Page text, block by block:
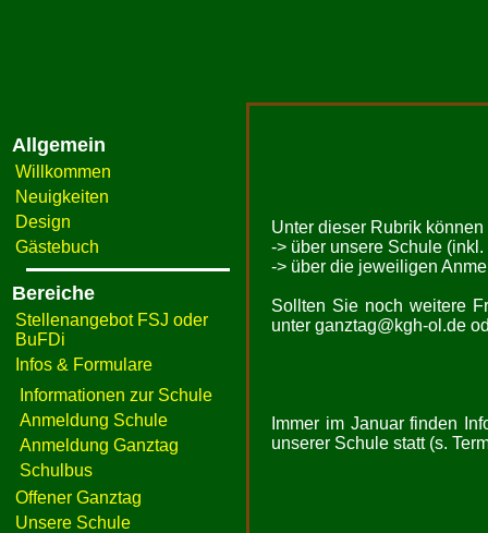
Allgemein
Willkommen
Neuigkeiten
Design
Gästebuch
Bereiche
Stellenangebot FSJ oder
BuFDi
Infos & Formulare
Informationen zur Schule
Anmeldung Schule
Anmeldung Ganztag
Schulbus
Offener Ganztag
Unsere Schule
Unter dieser Rubrik
-> über unsere Schule
-> über die jeweiligen
Sollten Sie noch weitere
unter ganztag@kgh-ol.de
Immer im Januar finden
unserer Schule statt (s.